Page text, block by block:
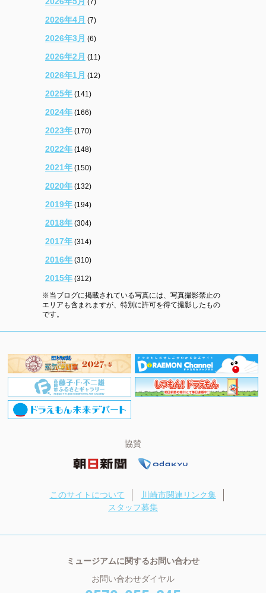
2026年4月 (7)
2026年3月 (6)
2026年2月 (11)
2026年1月 (12)
2025年 (141)
2024年 (166)
2023年 (170)
2022年 (148)
2021年 (150)
2020年 (132)
2019年 (194)
2018年 (304)
2017年 (314)
2016年 (310)
2015年 (312)
※当ブログに掲載されている写真には、写真撮影禁止の
エリアも含まれますが、特別に許可を得て撮影したもの
です。
協賛
このサイトについて
川崎市関連リンク集
スタッフ募集
ミュージアムに関するお問い合わせ
お問い合わせダイヤル